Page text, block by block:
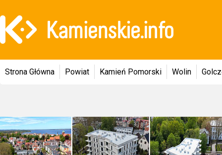
Strona Główna Powiat Kamień Pomorski Wolin